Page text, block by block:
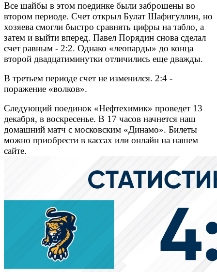
Все шайбы в этом поединке были заброшены во
втором периоде. Счет открыл Булат Шафигуллин, но
хозяева смогли быстро сравнять цифры на табло, а
затем и выйти вперед. Павел Порядин снова сделал
счет равным - 2:2. Однако «леопарды» до конца
второй двадцатиминутки отличились еще дважды.
В третьем периоде счет не изменился. 2:4 -
поражение «волков».
Следующий поединок «Нефтехимик» проведет 13
декабря, в воскресенье. В 17 часов начнется наш
домашний матч с московским «Динамо». Билеты
можно приобрести в кассах или онлайн на нашем
сайте.